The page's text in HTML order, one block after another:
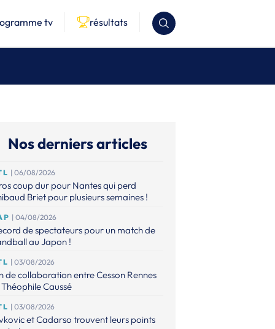
tv résultats
Nos derniers articles
| 06/08/2026
coup dur pour Nantes qui perd
Briet pour plusieurs semaines !
| 04/08/2026
de spectateurs pour un match de
au Japon !
| 03/08/2026
de collaboration entre Cesson Rennes
Caussé
| 03/08/2026
et Cadarso trouvent leurs points